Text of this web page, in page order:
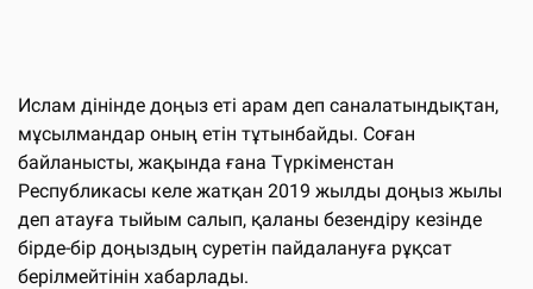
Ислам дінінде доңыз еті арам деп саналатындықтан,
мұсылмандар оның етін тұтынбайды. Соған
байланысты, жақында ғана Түркіменстан
Республикасы келе жатқан 2019 жылды доңыз жылы
деп атауға тыйым салып, қаланы безендіру кезінде
бірде-бір доңыздың суретін пайдалануға рұқсат
берілмейтінін хабарлады.